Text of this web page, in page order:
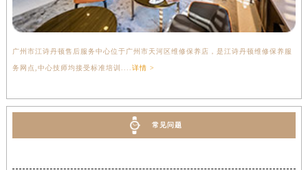
广州市江诗丹顿售后服务中心位于广州市天河区维修保养店，是江诗丹顿维修保养服
务网点,中心技师均接受标准培训.... 详情 >
常见问题